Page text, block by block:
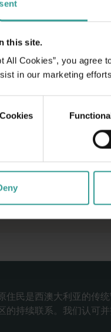
this site.
All Cookies”, you agree
in our marketing
上田园诗般的开篇。
住民是西澳大利亚的传
的持续联系。我们认可